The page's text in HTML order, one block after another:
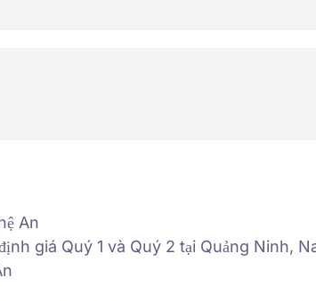
giá Quý 1 và Quý 2 tại Quảng Ninh,